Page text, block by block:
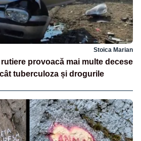
Stoica Marian
provoacă mai multe decese
tuberculoza și drogurile